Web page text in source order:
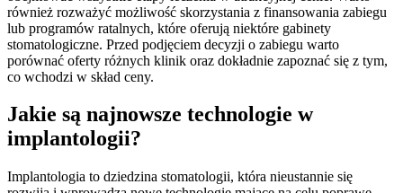
również rozważyć możliwość skorzystania z finansowania zabiegu
lub programów ratalnych, które oferują niektóre gabinety
stomatologiczne. Przed podjęciem decyzji o zabiegu warto
porównać oferty różnych klinik oraz dokładnie zapoznać się z tym,
co wchodzi w skład ceny.
Jakie są najnowsze technologie w
implantologii?
Implantologia to dziedzina stomatologii, która nieustannie się